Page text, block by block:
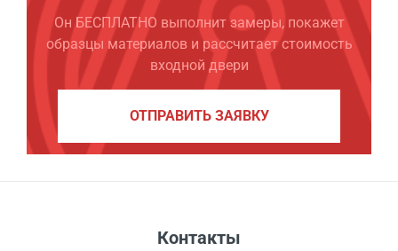
Он БЕСПЛАТНО выполнит замеры, покажет
образцы материалов и рассчитает стоимость
входной двери
ОТПРАВИТЬ ЗАЯВКУ
Контакты